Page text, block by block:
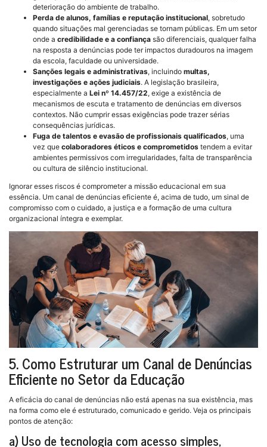
deterioração do ambiente de trabalho.
Perda de alunos, famílias e reputação institucional, sobretudo
quando situações mal gerenciadas se tornam públicas. Em um setor
onde a credibilidade e a confiança são diferenciais, qualquer falha
na resposta a denúncias pode ter impactos duradouros na imagem
da escola, faculdade ou universidade.
Sanções legais e administrativas, incluindo multas,
investigações e ações judiciais. A legislação brasileira,
especialmente a Lei nº 14.457/22, exige a existência de
mecanismos de escuta e tratamento de denúncias em diversos
contextos. Não cumprir essas exigências pode trazer sérias
consequências jurídicas.
Fuga de talentos e evasão de profissionais qualificados, uma
vez que colaboradores éticos e comprometidos tendem a evitar
ambientes permissivos com irregularidades, falta de transparência
ou cultura de silêncio institucional.
Ignorar esses riscos é comprometer a missão educacional em sua
essência. Um canal de denúncias eficiente é, acima de tudo, um sinal de
compromisso com o cuidado, a justiça e a formação de uma cultura
organizacional íntegra e exemplar.
5. Como Estruturar um Canal de Denúncias
Eficiente no Setor da Educação
A eficácia do canal de denúncias não está apenas na sua existência, mas
na forma como ele é estruturado, comunicado e gerido. Veja os principais
pontos de atenção:
a) Uso de tecnologia com acesso simples,